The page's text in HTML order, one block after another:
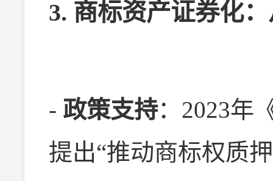
3. 商标资产证券化
- 政策支持：2023年
提出“推动商标权质